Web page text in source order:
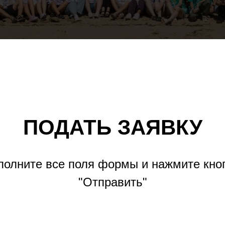
ПОДАТЬ ЗАЯВКУ
все поля формы и нажмите
"Отправить"